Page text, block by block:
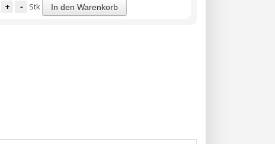
+ - Stk In den Warenkorb